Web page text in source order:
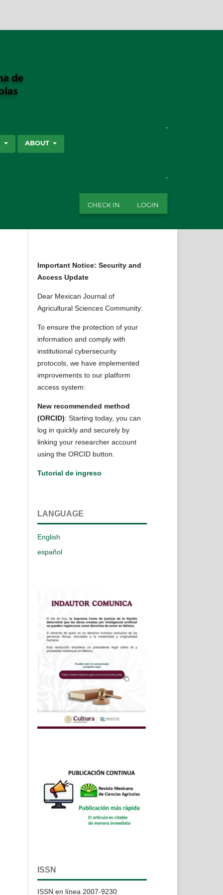
ABOUT
CHECK IN LOGIN
Important Notice: Security and
Access Update
Dear Mexican Journal of
Agricultural Sciences Community:
To ensure the protection of your
information and comply with
institutional cybersecurity
protocols, we have implemented
improvements to our platform
access system:
New recommended method
(ORCID): Starting today, you can
log in quickly and securely by
linking your researcher account
using the ORCID button.
Tutorial de ingreso
LANGUAGE
English
español
ISSN
ISSN en línea 2007-9230